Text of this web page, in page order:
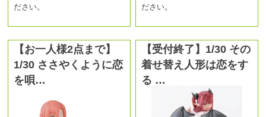
ださい。
ださい。
【お一人様2点まで】
1/30 ささやくように恋
を唄…
【受付終了】1/30 その
着せ替え人形は恋をす
る …